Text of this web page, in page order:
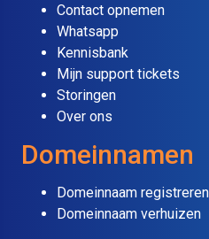
Contact opnemen
Whatsapp
Kennisbank
Mijn support tickets
Storingen
Over ons
Domeinnamen
Domeinnaam registreren
Domeinnaam verhuizen